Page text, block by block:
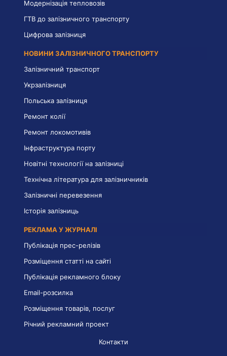
Модернізація тепловозів
ГТВ до залізничного транспорту
Цифрова залізниця
НОВИНИ ЗАЛІЗНИЧНОГО ТРАНСПОРТУ
Залізничний транспорт
Укрзалізниця
Польська залізниця
Ремонт колії
Ремонт локомотивів
Інфраструктура порту
Новітні технології на залізниці
Технічна література для залізничників
Залізничні перевезення
Історія залізниць
РЕКЛАМА У ЖУРНАЛІ
Публікація прес-релізів
Розміщення статті на сайті
Публікація рекламного блоку
Email-розсилка
Розміщення товарів, послуг
Річний рекламний проект
Контакти